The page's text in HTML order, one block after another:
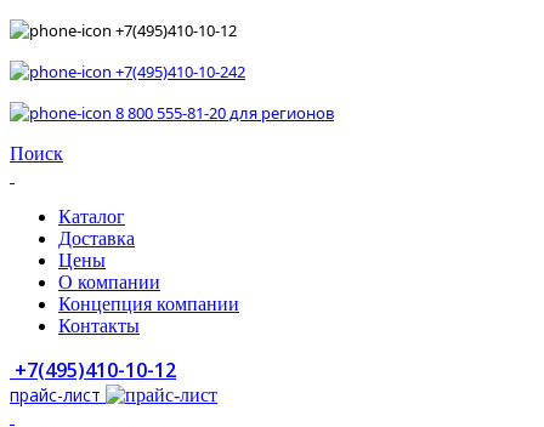
+7(495)410-10-12
+7(495)410-10-242
8 800 555-81-20 для регионов
Поиск
Каталог
Доставка
Цены
О компании
Концепция компании
Контакты
+7(495)410-10-12
прайс-лист